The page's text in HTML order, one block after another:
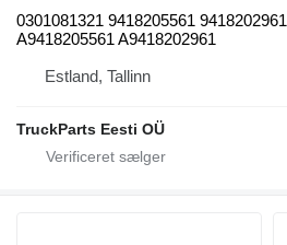
0301081321 9418205561 9418202961
A9418205561 A9418202961
Estland, Tallinn
TruckParts Eesti OÜ